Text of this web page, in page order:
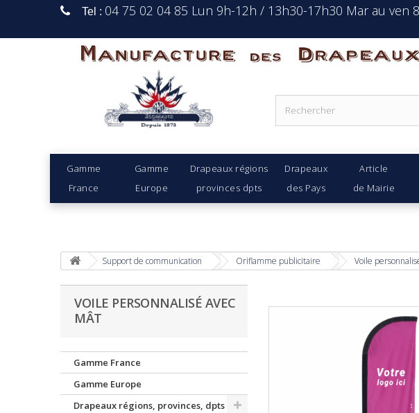
Tel : 04 75 02 04 85 Lun 9h-12h / 13h30-17h30 Mar au ven
Manufacture Des
Gamme
France
Gamme
Europe
Drapeaux régions
provinces dpts
Drapeaux
des Pays
Article
de Mairie
Support de communication Oriflamme publicitaire Voile
VOILE PERSONNALISÉ AVEC
MÂT
Gamme France
Gamme Europe
Drapeaux régions, provinces, dpts